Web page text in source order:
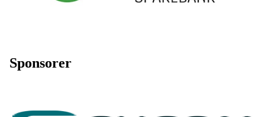
Sponsorer